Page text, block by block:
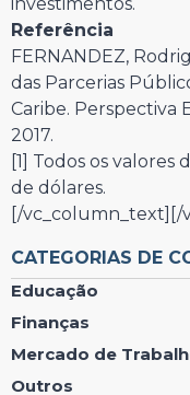
investimentos.
Referência
FERNANDEZ,
das Parcerias
Caribe. Perspectiva
2017.
[1] Todos os
de dólares.
[/vc_column_text][/
CATEGORIAS DE
Educação
Finanças
Mercado de
Outros